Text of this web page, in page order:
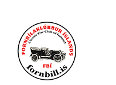
content